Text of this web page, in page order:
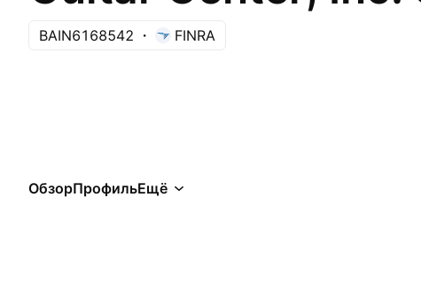
BAIN6168542 FINRA
ОбзорПрофильЕщё